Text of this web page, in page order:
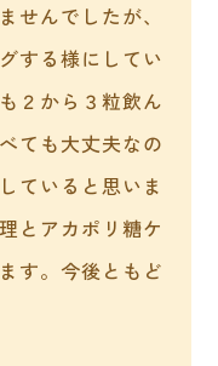
せんでしたが、
する様にしてい
２から３粒飲ん
ても大丈夫なの
ていると思いま
とアカポリ糖ケ
す。今後ともど